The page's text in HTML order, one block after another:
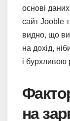
основі
сайт Jooble
видно, що
на дохід,
і бурхливою
на